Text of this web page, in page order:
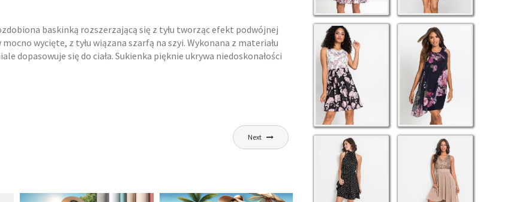
baskinką rozszerzającą się z tyłu tworząc efekt podwójnej
wycięte, z tyłu wiązana szarfą na szyi. Wykonana z materiału
dopasowuje się do ciała. Sukienka pięknie ukrywa niedoskonałości
Next